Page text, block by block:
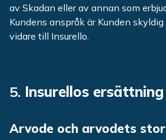
av Skadan eller av annan som
Kundens anspråk är Kunden
vidare till Insurello.
5. Insurellos
Arvode och arvodets